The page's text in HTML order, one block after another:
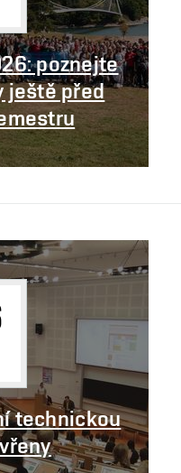
poznejte
ještě před
technickou